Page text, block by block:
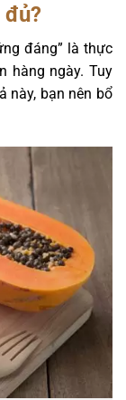
đáng” là thực
hàng ngày. Tuy
này, bạn nên bổ